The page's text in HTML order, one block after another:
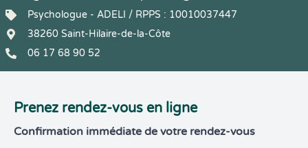
Psychologue - ADELI / RPPS : 10010037447
38260 Saint-Hilaire-de-la-Côte
06 17 68 90 52
Prenez rendez-vous en ligne
Confirmation immédiate de votre rendez-vous